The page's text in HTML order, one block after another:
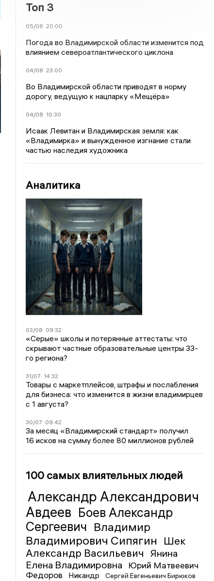
Топ 3
05/08 20:00
Погода во Владимирской области изменится под
влиянием североатлантического циклона
04/08 23:00
Во Владимирской области приводят в норму
дорогу, ведущую к нацпарку «Мещёра»
04/08 10:30
Исаак Левитан и Владимирская земля: как
«Владимирка» и вынужденное изгнание стали
частью наследия художника
Аналитика
03/08 09:32
«Серые» школы и потерянные аттестаты: что
скрывают частные образовательные центры 33-
го региона?
31/07 14:32
Товары с маркетплейсов, штрафы и послабления
для бизнеса: что изменится в жизни владимирцев
с 1 августа?
30/07 09:42
За месяц «Владимирский стандарт» получил
16 исков на сумму более 80 миллионов рублей
100 самых влиятельных людей
Александр Александрович
Авдеев Боев Александр
Сергеевич Владимир
Владимирович Сипягин Шек
Александр Васильевич
Янина
Елена Владимировна
Юрий Матвеевич
Федоров
Никандр Сергей Евгеньевич Бирюков